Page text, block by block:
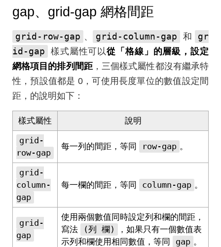
gap、grid-gap 網格間距
grid-row-gap 、 grid-column-gap 和
gr
id-gap
樣式屬性可以從「格線」的層級，設定
網格項目的排列間距，三個樣式屬性都沒有繼承特
性，預設值都是 0，可使用長度單位的數值設定間
距，的說明如下：
樣式屬性 說明
grid-
row-gap
每一列的間距，等同 row-gap 。
grid-
column-
gap
每一欄的間距，等同 column-gap 。
grid-
gap
使用兩個數值同時設定列和欄的間距，
寫法
(列 欄)
，如果只有一個數值表
示列和欄使用相同數值，等同
gap 。